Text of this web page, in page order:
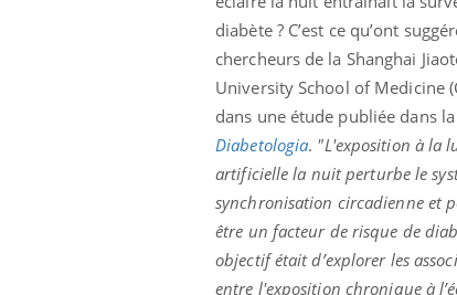
diabète ? C’est ce qu’ont
chercheurs de la Shanghai
University School of Medicine
dans une étude publiée dans
Diabetologia. "L'exposition à la
artificielle la nuit perturbe le
synchronisation circadienne et
être un facteur de risque de
objectif était d’explorer les
entre l'exposition chronique à